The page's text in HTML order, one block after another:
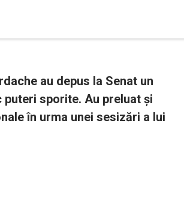
au depus la Senat un
sporite. Au preluat și
în urma unei sesizări a lui